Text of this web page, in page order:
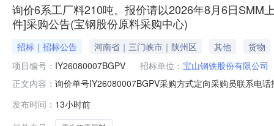
询价6系工厂料210吨。报价请以2026年8月6日SMM
件]采购公告(宝钢股份原料采购中心)
招标｜招标公告 河南省｜三门峡市｜陕州区 其他
货物
项目编号： IY26080007BGPV 招标单位： 宝山钢铁股份有限公司
正文内容： 询价单号IY26080007BGPV采购方式定向采购员联系电
度：0.0元三、商务条款：定价说明：湿公吨。限价类别
发布时间： 13小时前